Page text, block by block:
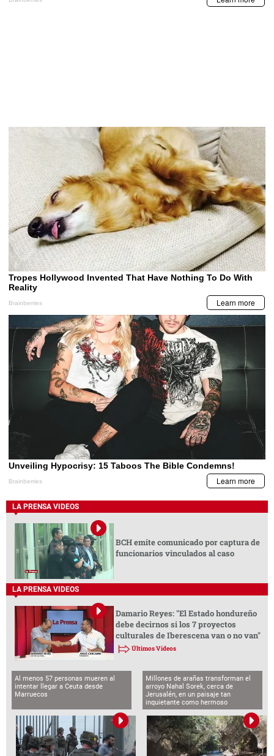
LA PRENSA VIDEOS
BCH emite comunicado por captura de
funcionarios vinculados al caso
LA PRENSA VIDEOS
Damario Reyes: "El Estado hondureño
debe decirnos si los 7 proyectos
culturales de Iberescena van o no van"
Últimos Videos
Al menos 57 personas mueren al
intentar llegar a Ceuta desde
Marruecos
Millones de arañas transforman el
arroyo Nahal Sorek, cerca de
Jerusalén, en un paisaje tan
inquietante como hermoso